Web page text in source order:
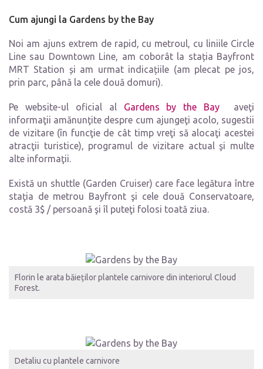
Cum ajungi la Gardens by the Bay
Noi am ajuns extrem de rapid, cu metroul, cu liniile Circle
Line sau Downtown Line, am coborât la stația Bayfront
MRT Station și am urmat indicațiile (am plecat pe jos,
prin parc, până la cele două domuri).
Pe website-ul oficial al Gardens by the Bay aveţi
informaţii amănunţite despre cum ajungeţi acolo, sugestii
de vizitare (în funcţie de cât timp vreţi să alocaţi acestei
atracţii turistice), programul de vizitare actual şi multe
alte informaţii.
Există un shuttle (Garden Cruiser) care face legătura între
staţia de metrou Bayfront şi cele două Conservatoare,
costă 3$ / persoană şi îl puteţi folosi toată ziua.
Florin le arata băieților plantele carnivore din interiorul Cloud
Forest.
Detaliu cu plantele carnivore